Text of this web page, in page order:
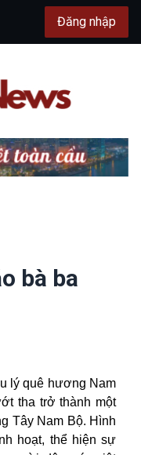
Đăng nhập
bà ba
lý quê hương Nam
tha trở thành một
Tây Nam Bộ. Hình
hoạt, thể hiện sự